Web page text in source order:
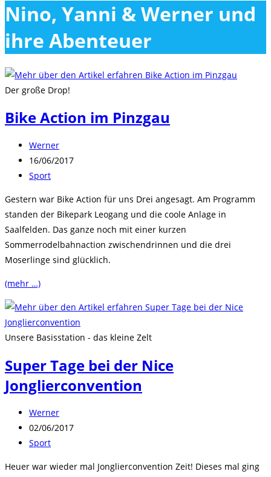
close
the
search
panel.
Nino, Yanni & Werner und
ihre Abenteuer
Der große Drop!
Bike Action im Pinzgau
Beitrags-
Autor:
Werner
Beitrag
veröffentlicht:
16/06/2017
Beitrags-
Sport
Gestern war Bike Action für uns Drei angesagt. Am Programm
standen der Bikepark Leogang und die coole Anlage in
Saalfelden. Das ganze noch mit einer kurzen
Sommerrodelbahnaction zwischendrinnen und die drei
Moserlinge sind glücklich.
(mehr …)
Unsere Basisstation - das kleine Zelt
Super Tage bei der Nice
Jonglierconvention
Beitrags-
Autor:
Werner
Beitrag
veröffentlicht:
02/06/2017
Beitrags-
Sport
Heuer war wieder mal Jonglierconvention Zeit! Dieses mal ging